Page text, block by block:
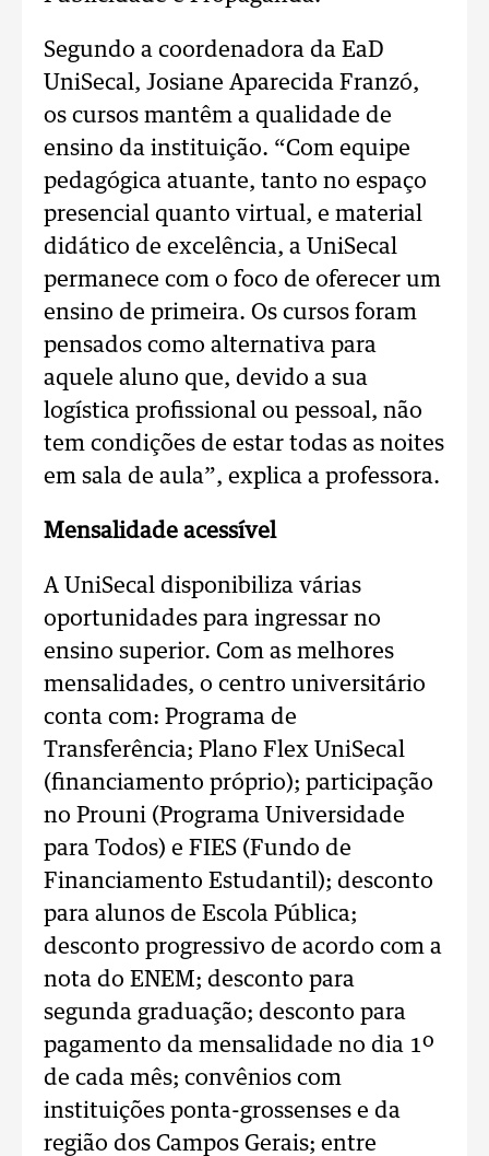
Segundo a coordenadora da EaD
UniSecal, Josiane Aparecida Franzó,
os cursos mantêm a qualidade de
ensino da instituição. “Com equipe
pedagógica atuante, tanto no espaço
presencial quanto virtual, e material
didático de excelência, a UniSecal
permanece com o foco de oferecer um
ensino de primeira. Os cursos foram
pensados como alternativa para
aquele aluno que, devido a sua
logística profissional ou pessoal, não
tem condições de estar todas as noites
em sala de aula”, explica a professora.
Mensalidade acessível
A UniSecal disponibiliza várias
oportunidades para ingressar no
ensino superior. Com as melhores
mensalidades, o centro universitário
conta com: Programa de
Transferência; Plano Flex UniSecal
(financiamento próprio); participação
no Prouni (Programa Universidade
para Todos) e FIES (Fundo de
Financiamento Estudantil); desconto
para alunos de Escola Pública;
desconto progressivo de acordo com a
nota do ENEM; desconto para
segunda graduação; desconto para
pagamento da mensalidade no dia 1º
de cada mês; convênios com
instituições ponta-grossenses e da
região dos Campos Gerais; entre